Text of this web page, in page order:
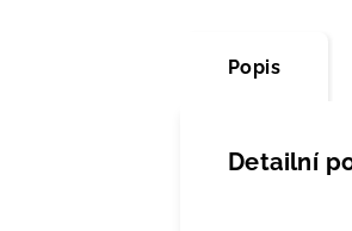
Popis
Detailní